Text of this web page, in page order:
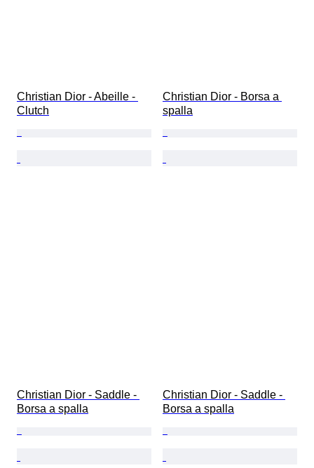
Christian Dior - Abeille -
Clutch
Christian Dior - Borsa a
spalla
Christian Dior - Saddle -
Borsa a spalla
Christian Dior - Saddle -
Borsa a spalla